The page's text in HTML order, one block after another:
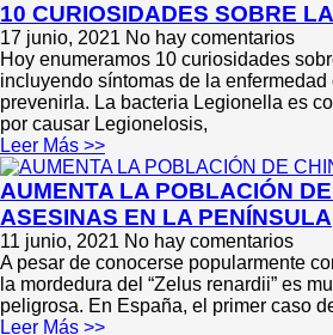
10 CURIOSIDADES SOBRE
17 junio, 2021 No hay comentarios
Hoy enumeramos 10 curiosidades
incluyendo síntomas de la
prevenirla. La bacteria Legionella es
por causar Legionelosis,
Leer Más >>
AUMENTA LA POBLACIÓN
ASESINAS EN LA PENÍNSULA
11 junio, 2021 No hay comentarios
A pesar de conocerse popularmente
la mordedura del “Zelus renardii” es
peligrosa. En España, el primer caso
Leer Más >>